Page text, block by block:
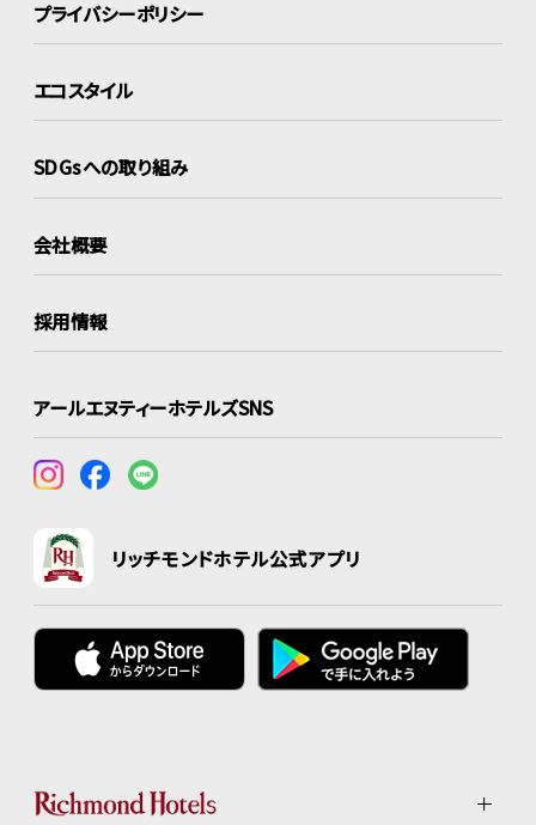
プライバシーポリシー
エコスタイル
SDGsへの取り組み
会社概要
採用情報
アールエヌティーホテルズSNS
リッチモンドホテル公式アプリ